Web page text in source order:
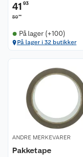
41 93
5990
På lager (+100)
På lager i 32 butikker
ANDRE MERKEVARER
Pakketape